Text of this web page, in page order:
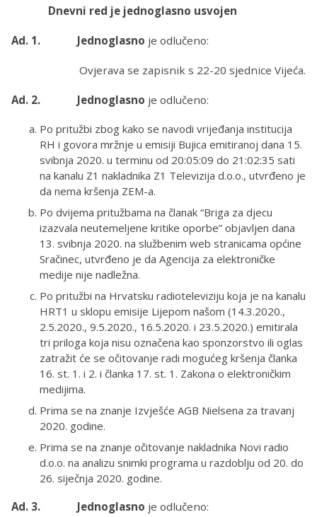
Dnevni red je jednoglasno usvojen
Ad. 1. Jednoglasno je odlučeno:
Ovjerava se zapisnik s 22-20 sjednice Vijeća.
Ad. 2. Jednoglasno je odlučeno:
Po pritužbi zbog kako se navodi vrijeđanja institucija
RH i govora mržnje u emisiji Bujica emitiranoj dana 15.
svibnja 2020. u terminu od 20:05:09 do 21:02:35 sati
na kanalu Z1 nakladnika Z1 Televizija d.o.o., utvrđeno je
da nema kršenja ZEM-a.
Po dvijema pritužbama na članak “Briga za djecu
izazvala neutemeljene kritike oporbe” objavljen dana
13. svibnja 2020. na službenim web stranicama općine
Sračinec, utvrđeno je da Agencija za elektroničke
medije nije nadležna.
Po pritužbi na Hrvatsku radioteleviziju koja je na kanalu
HRT1 u sklopu emisije Lijepom našom (14.3.2020.,
2.5.2020., 9.5.2020., 16.5.2020. i 23.5.2020.) emitirala
tri priloga koja nisu označena kao sponzorstvo ili oglas
zatražit će se očitovanje radi mogućeg kršenja članka
16. st. 1. i 2. i članka 17. st. 1. Zakona o elektroničkim
medijima.
Prima se na znanje Izvješće AGB Nielsena za travanj
2020. godine.
Prima se na znanje očitovanje nakladnika Novi radio
d.o.o. na analizu snimki programa u razdoblju od 20. do
26. siječnja 2020. godine.
Ad. 3. Jednoglasno je odlučeno: